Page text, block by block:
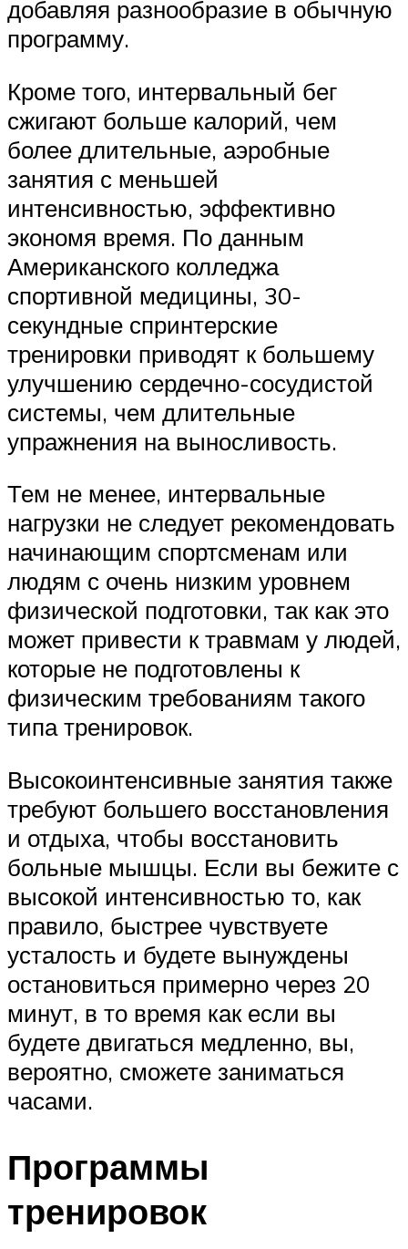
добавляя разнообразие в обычную
программу.
Кроме того, интервальный бег
сжигают больше калорий, чем
более длительные, аэробные
занятия с меньшей
интенсивностью, эффективно
экономя время. По данным
Американского колледжа
спортивной медицины, 30-
секундные спринтерские
тренировки приводят к большему
улучшению сердечно-сосудистой
системы, чем длительные
упражнения на выносливость.
Тем не менее, интервальные
нагрузки не следует рекомендовать
начинающим спортсменам или
людям с очень низким уровнем
физической подготовки, так как это
может привести к травмам у людей,
которые не подготовлены к
физическим требованиям такого
типа тренировок.
Высокоинтенсивные занятия также
требуют большего восстановления
и отдыха, чтобы восстановить
больные мышцы. Если вы бежите с
высокой интенсивностью то, как
правило, быстрее чувствуете
усталость и будете вынуждены
остановиться примерно через 20
минут, в то время как если вы
будете двигаться медленно, вы,
вероятно, сможете заниматься
часами.
Программы
тренировок